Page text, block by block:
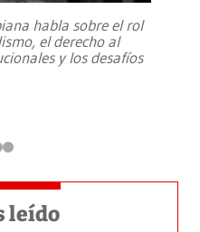
habla sobre el rol
el derecho al
y los desafíos
leído